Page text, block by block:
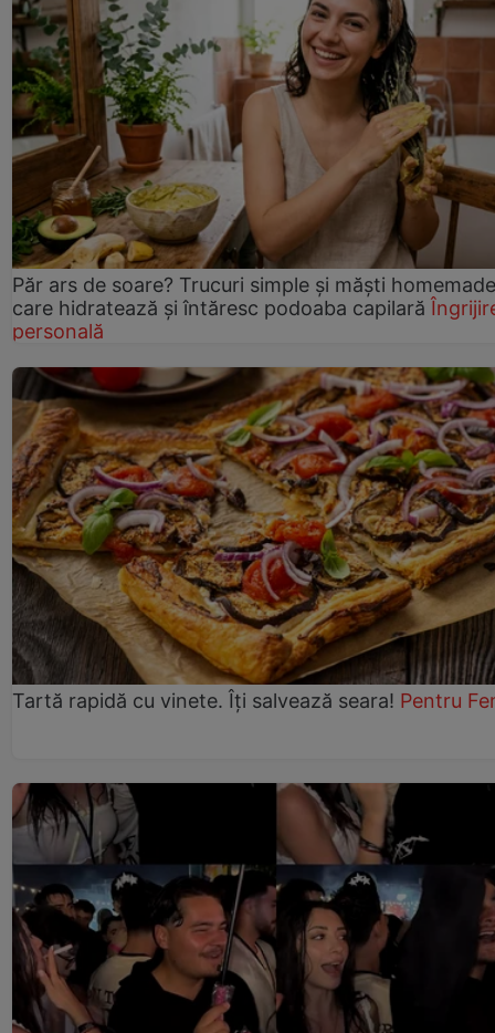
Păr ars de soare? Trucuri simple și măști homemade
care hidratează și întăresc podoaba capilară
personală
Tartă rapidă cu vinete. Îți salvează seara! Pentru